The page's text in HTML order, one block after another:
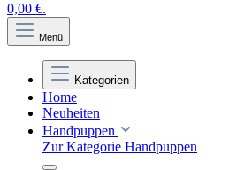
0,00 €.
Menü
Kategorien
Home
Neuheiten
Handpuppen
Zur Kategorie Handpuppen